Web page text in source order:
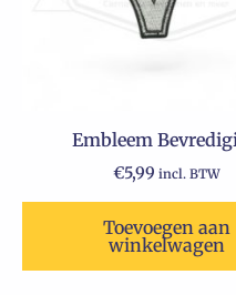
Embleem
€5,99 incl. BTW
Toevoegen aan
winkelwagen